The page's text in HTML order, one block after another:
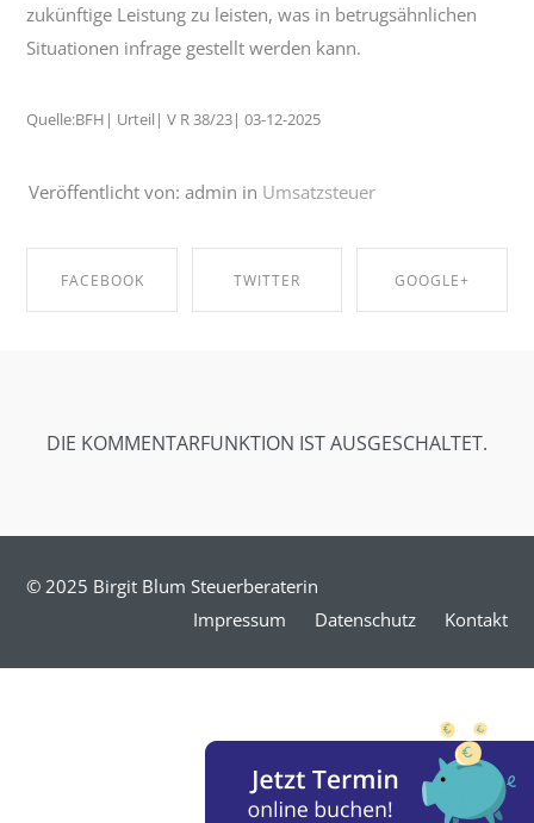
zukünftige Leistung zu leisten, was in betrugsähnlichen
Situationen infrage gestellt werden kann.
Quelle:BFH| Urteil| V R 38/23| 03-12-2025
Veröffentlicht von: admin in Umsatzsteuer
FACEBOOK TWITTER GOOGLE+
DIE KOMMENTARFUNKTION IST AUSGESCHALTET.
© 2025 Birgit Blum Steuerberaterin
Impressum
Datenschutz Kontakt